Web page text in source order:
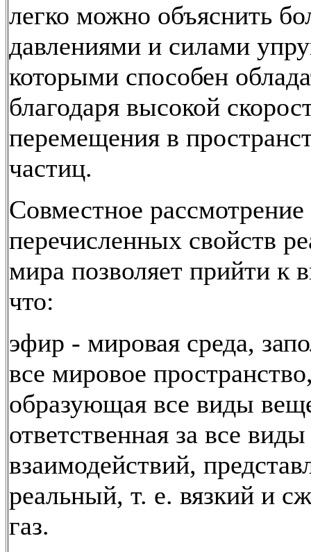
легко можно объяснить
давлениями и силами
которыми способен
благодаря высокой
перемещения в
частиц.
Совместное рассмотрение
перечисленных свойств
мира позволяет прийти к
что:
эфир - мировая среда,
все мировое
образующая все виды
ответственная за все виды
взаимодействий,
реальный, т. е. вязкий и
газ.